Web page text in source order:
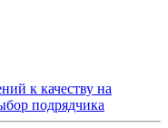
к качеству на
подрядчика